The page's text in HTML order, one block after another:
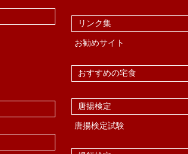
リンク集
お勧めサイト
おすすめの宅食
唐揚検定
唐揚検定試験